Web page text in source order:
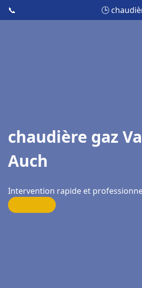
📞 🕒
chaudière gaz
Auch
Intervention rapide et